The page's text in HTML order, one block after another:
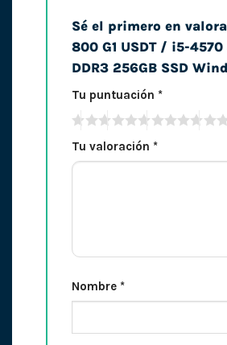
Sé el primero en
800 G1 USDT / i5-
DDR3 256GB SSD
Tu puntuación *
Tu valoración *
Nombre *